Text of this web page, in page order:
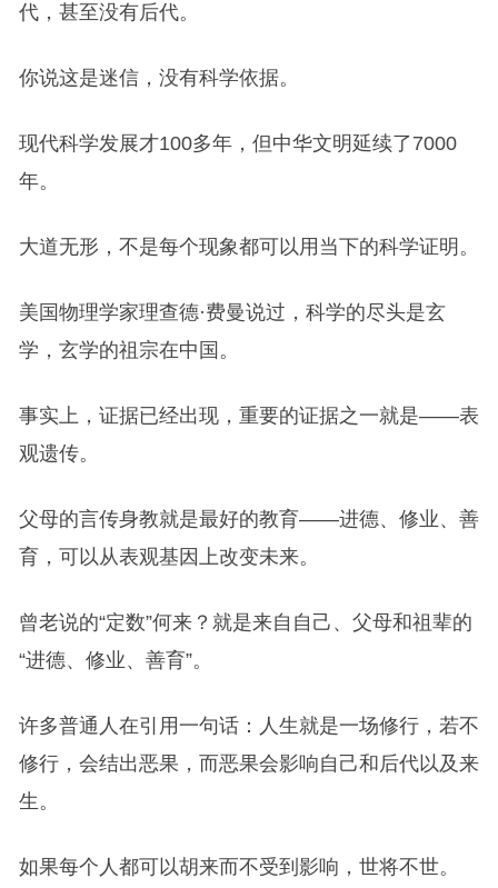
代，甚至没有后代。
你说这是迷信，没有科学依据。
现代科学发展才100多年，但中华文明延续了7000
年。
大道无形，不是每个现象都可以用当下的科学证明。
美国物理学家理查德·费曼说过，科学的尽头是玄
学，玄学的祖宗在中国。
事实上，证据已经出现，重要的证据之一就是——表
观遗传。
父母的言传身教就是最好的教育——进德、修业、善
育，可以从表观基因上改变未来。
曾老说的“定数”何来？就是来自自己、父母和祖辈的
“进德、修业、善育”。
许多普通人在引用一句话：人生就是一场修行，若不
修行，会结出恶果，而恶果会影响自己和后代以及来
生。
如果每个人都可以胡来而不受到影响，世将不世。